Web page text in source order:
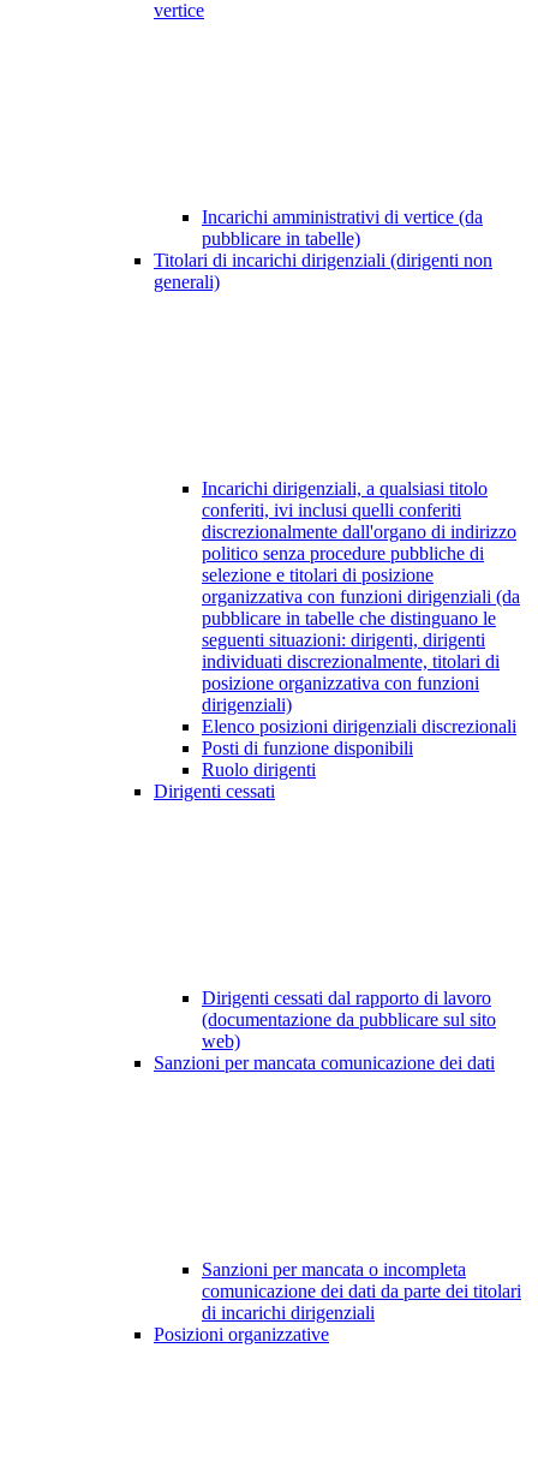
vertice
Incarichi amministrativi di vertice (da
pubblicare in tabelle)
Titolari di incarichi dirigenziali (dirigenti non
generali)
Incarichi dirigenziali, a qualsiasi titolo
conferiti, ivi inclusi quelli conferiti
discrezionalmente dall'organo di indirizzo
politico senza procedure pubbliche di
selezione e titolari di posizione
organizzativa con funzioni dirigenziali (da
pubblicare in tabelle che distinguano le
seguenti situazioni: dirigenti, dirigenti
individuati discrezionalmente, titolari di
posizione organizzativa con funzioni
dirigenziali)
Elenco posizioni dirigenziali discrezionali
Posti di funzione disponibili
Ruolo dirigenti
Dirigenti cessati
Dirigenti cessati dal rapporto di lavoro
(documentazione da pubblicare sul sito
web)
Sanzioni per mancata comunicazione dei dati
Sanzioni per mancata o incompleta
comunicazione dei dati da parte dei titolari
di incarichi dirigenziali
Posizioni organizzative